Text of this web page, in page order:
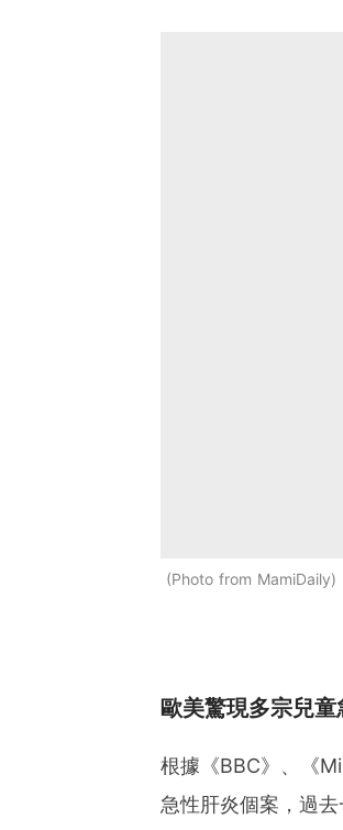
Photo from MamiDaily
歐美驚現多宗兒童
根據《BBC》、《
急性肝炎個案，過